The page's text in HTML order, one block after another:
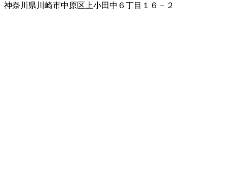
神奈川県川崎市中原区上小田中６丁目１６－２